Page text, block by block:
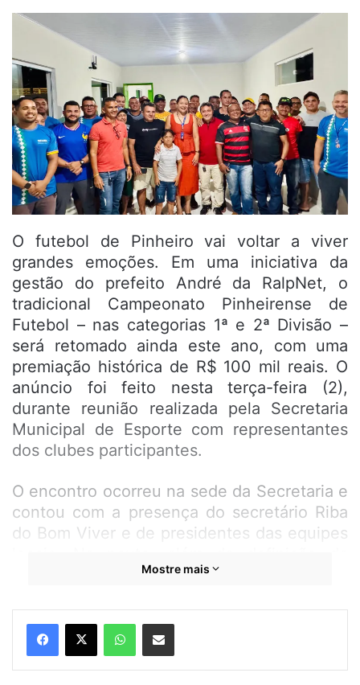
O futebol de Pinheiro vai voltar a viver
grandes emoções. Em uma iniciativa da
gestão do prefeito André da RalpNet, o
tradicional Campeonato Pinheirense de
Futebol – nas categorias 1ª e 2ª Divisão –
será retomado ainda este ano, com uma
premiação histórica de R$ 100 mil reais. O
anúncio foi feito nesta terça-feira (2),
durante reunião realizada pela Secretaria
Municipal de Esporte com representantes
dos clubes participantes.
O encontro ocorreu na sede da Secretaria e
contou com a presença do secretário Riba
do Bom Viver e de presidentes das equipes
provável data de início da competição —
— foram discutidas melhorias na estrutura
do campeonato, que deve voltar com força
total após anos de interrupção.
Mostre mais